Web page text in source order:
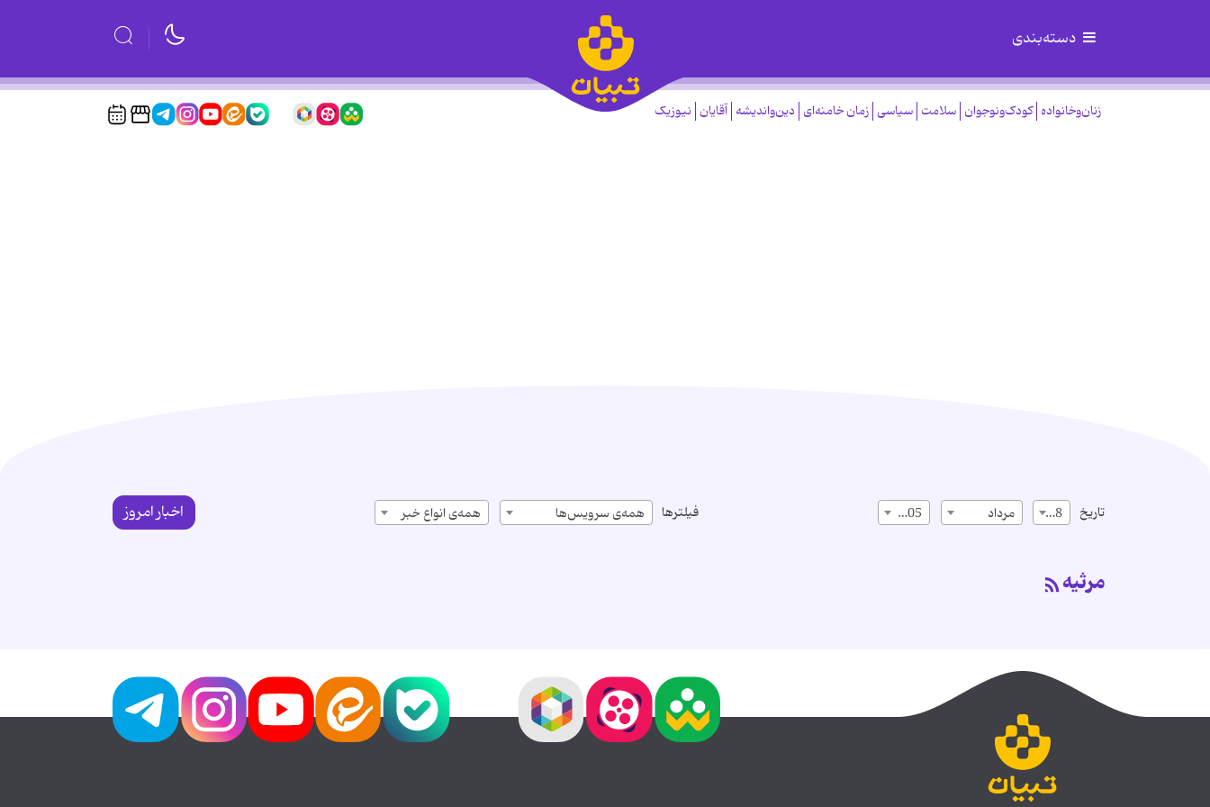
دسته‌بندی
زنان‌وخانواده کودک‌ونوجوان سلامت سیاسی زمان خامنه‌ای دین‌واندیشه آقایان نیوزیک
تاریخ 18 مرداد 1405 فیلترها همه‌ی سرویس‌ها همه‌ی انواع خبر اخبار امروز
مرثيه‌